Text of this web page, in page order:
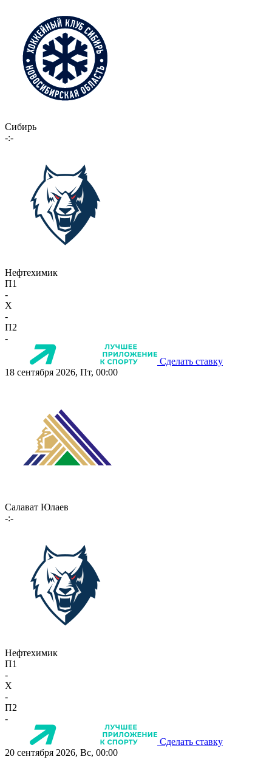
Сибирь
-:-
Нефтехимик
П1
-
X
-
П2
-
Сделать ставку
18 сентября 2026, Пт, 00:00
Салават Юлаев
-:-
Нефтехимик
П1
-
X
-
П2
-
Сделать ставку
20 сентября 2026, Вс, 00:00